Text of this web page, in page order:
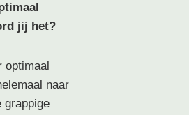
jij het?
optimaal
naar
grappige